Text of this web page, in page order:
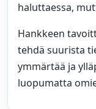
haluttaessa,
Hankkeen
tehdä suurista
ymmärtää ja
luopumatta